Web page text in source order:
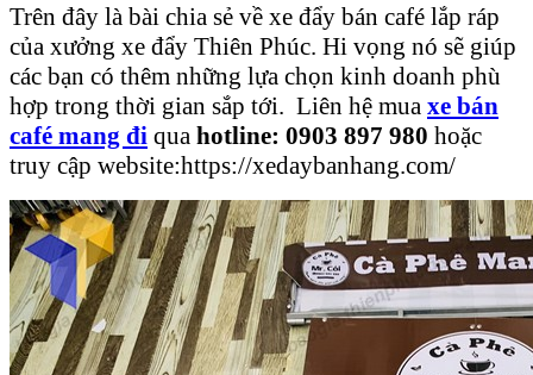
Trên đây là bài chia sẻ về xe đẩy bán café lắp ráp
của xưởng xe đẩy Thiên Phúc. Hi vọng nó sẽ giúp
các bạn có thêm những lựa chọn kinh doanh phù
hợp trong thời gian sắp tới. Liên hệ mua xe bán
café mang đi qua hotline: 0903 897 980 hoặc
truy cập website:https://xedaybanhang.com/